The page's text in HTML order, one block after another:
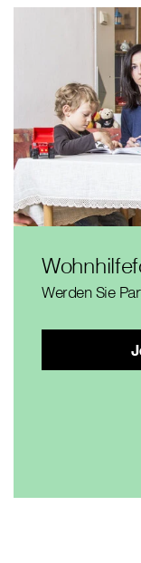
Werden Sie